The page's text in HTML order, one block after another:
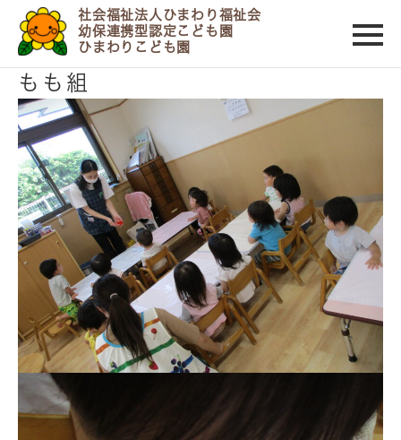
社会福祉法人ひまわり福祉会
幼保連携型認定こども園
ひまわりこども園
2023/07/28
もも組